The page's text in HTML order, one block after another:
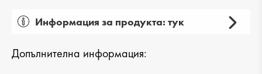
Информация за продукта: тук
Вид на продукта: ежедневно
Допълнителна информация: